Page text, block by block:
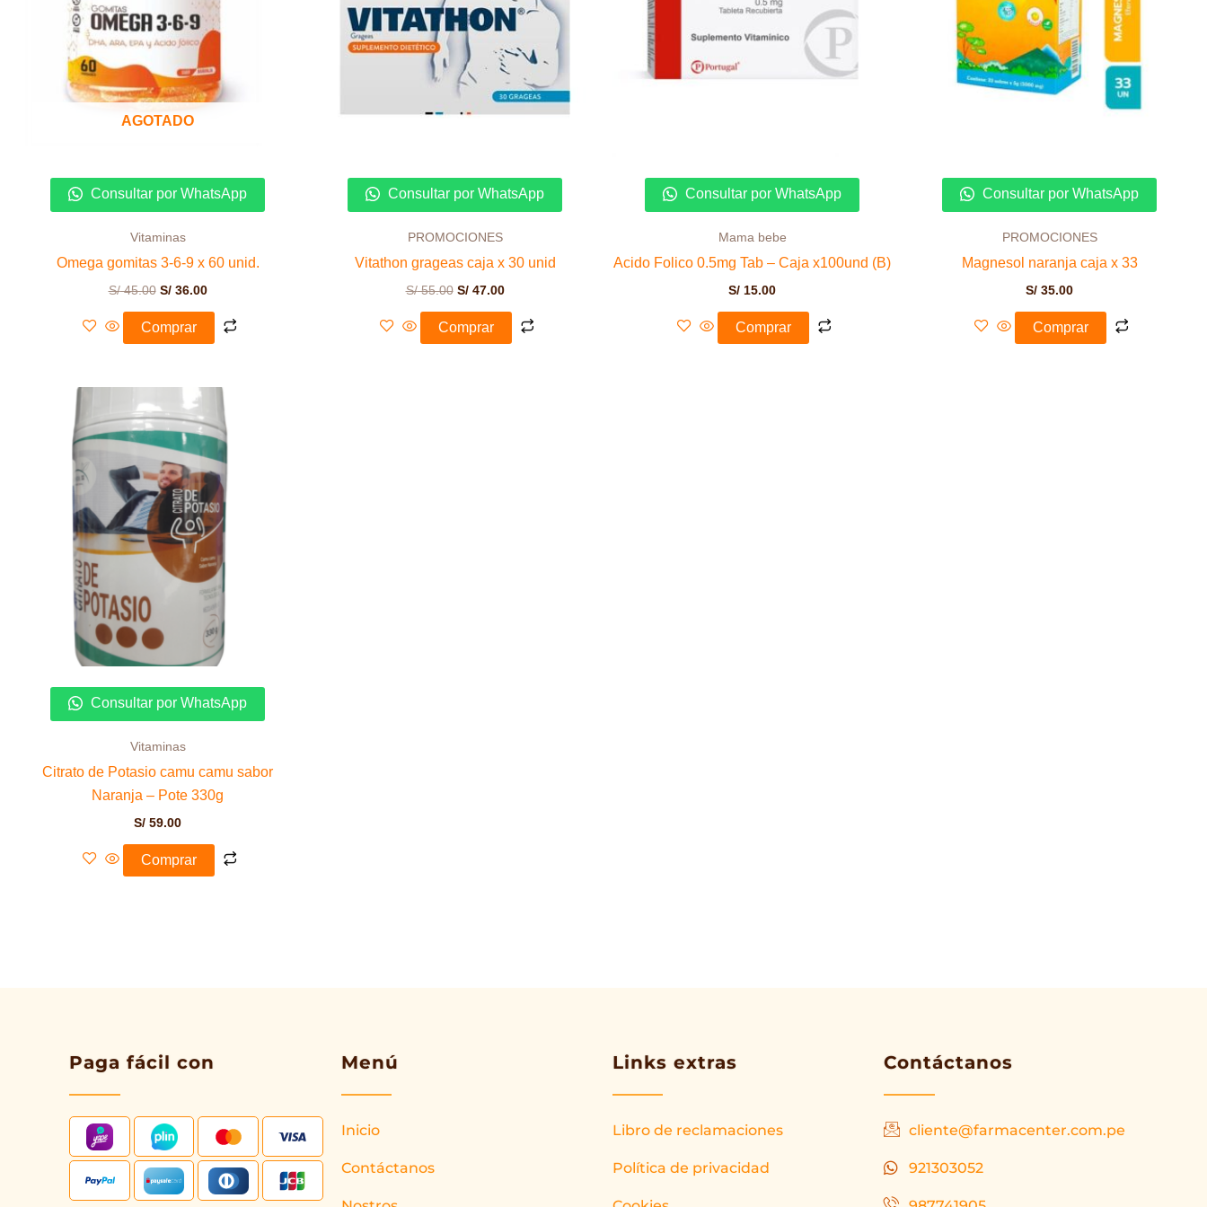
AGOTADO
Consultar por WhatsApp
Vitaminas
Omega gomitas 3-6-9 x 60 unid.
S/45.00 S/36.00
Comprar
Consultar por WhatsApp
PROMOCIONES
Vitathon grageas caja x 30 unid
S/55.00 S/47.00
Comprar
Consultar por WhatsApp
Mama bebe
Acido Folico 0.5mg Tab – Caja x100und (B)
S/ 15.00
Comprar
Consultar por WhatsApp
PROMOCIONES
Magnesol naranja caja x 33
S/ 35.00
Comprar
Consultar por WhatsApp
Vitaminas
Citrato de Potasio camu camu sabor
Naranja – Pote 330g
S/ 59.00
Comprar
Paga fácil con Menú
Inicio
Contáctanos
Links extras
Libro de reclamaciones
Política de privacidad
Contáctanos
cliente@farmacenter.com.pe
921303052